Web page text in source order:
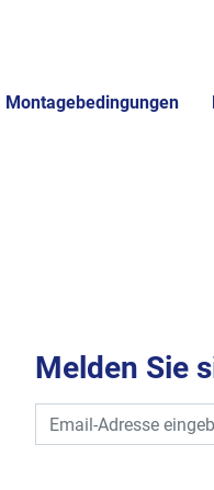
Montagebedingungen
Melden Sie